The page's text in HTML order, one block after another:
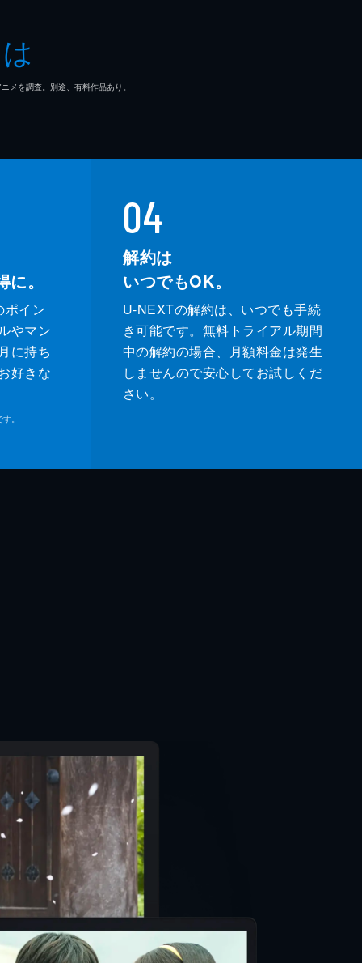
を調査。別途、有料作品あり。
。
ポイン
やマン
に持ち
好きな
。
04
解約は
いつでもOK。
U-NEXTの解約は、いつでも手続
き可能です。無料トライアル期間
中の解約の場合、月額料金は発生
しませんので安心してお試しくだ
さい。